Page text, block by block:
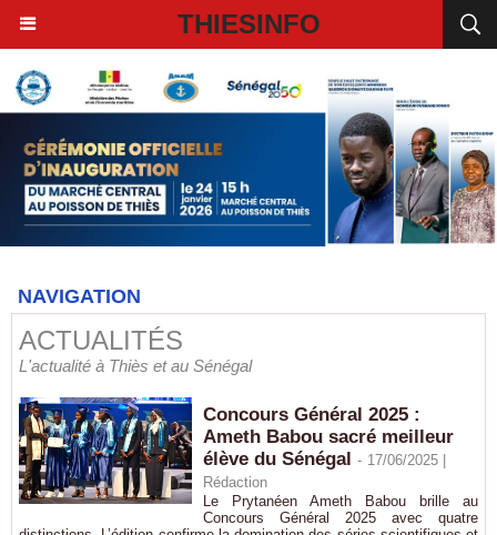
THIESINFO
NAVIGATION
ACTUALITÉS
L'actualité à Thiès et au Sénégal
Concours Général 2025 :
Ameth Babou sacré meilleur
élève du Sénégal - 17/06/2025 |
Rédaction
Le Prytanéen Ameth Babou brille au
Concours Général 2025 avec quatre